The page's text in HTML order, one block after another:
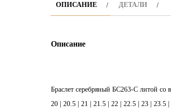
ОПИСАНИЕ ДЕТАЛИ
Описание
Браслет серебряный БС263-С литой со
20 | 20.5 | 21 | 21.5 | 22 | 22.5 | 23 | 23.5